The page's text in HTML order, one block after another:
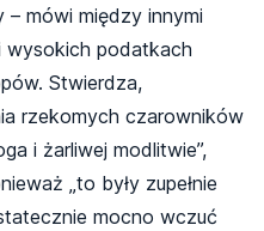
mówi między innymi
wysokich podatkach
Stwierdza,
rzekomych czarowników
i żarliwej modlitwie”,
„to były zupełnie
mocno wczuć